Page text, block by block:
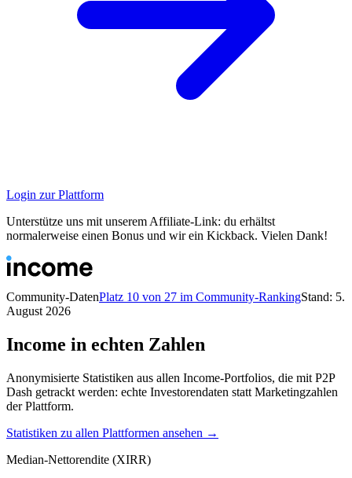
Login zur Plattform
Unterstütze uns mit unserem Affiliate-Link: du erhältst
normalerweise einen Bonus und wir ein Kickback. Vielen Dank!
Community-DatenPlatz 10 von 27 im Community-RankingStand: 5.
August 2026
Income in echten Zahlen
Anonymisierte Statistiken aus allen Income-Portfolios, die mit P2P
Dash getrackt werden: echte Investorendaten statt Marketingzahlen
der Plattform.
Statistiken zu allen Plattformen ansehen →
Median-Nettorendite (XIRR)